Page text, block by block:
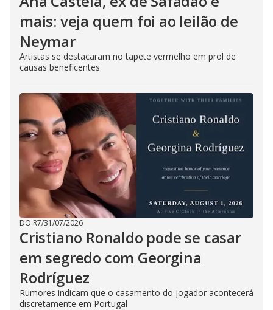
mais: veja quem foi ao leilão de
Neymar
Artistas se destacaram no tapete vermelho em prol de
causas beneficentes
DO R7/31/07/2026
Cristiano Ronaldo pode se casar
em segredo com Georgina
Rodríguez
Rumores indicam que o casamento do jogador acontecerá
discretamente em Portugal